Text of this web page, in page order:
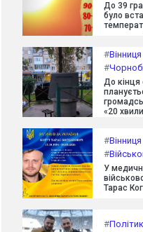
До 39
було
#Вінниця
#
До кінця
«20
#Вінниця
#
У
Тарас
#